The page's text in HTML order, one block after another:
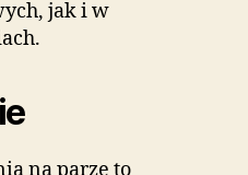
jak i w
na parze to